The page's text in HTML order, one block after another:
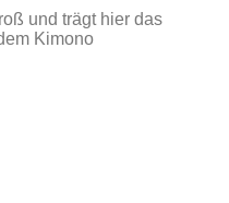
und trägt hier das
Kimono